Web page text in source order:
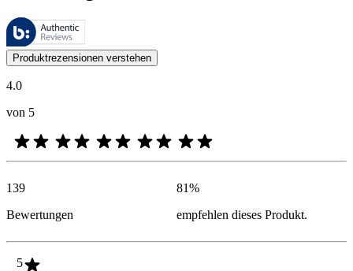
Diese Bewertungen werden von Bazaarvoice verwaltet und
Kundenmeinungen in Form von Produkt- und Sternebewertungen
Produktrezensionen verstehen
4.0
von 5
139
Bewertungen
81%
empfehlen dieses Produkt.
5